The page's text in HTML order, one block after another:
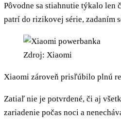
Pôvodne sa stiahnutie týkalo len
patrí do rizikovej série, zadaním
Zdroj: Xiaomi
Xiaomi zároveň prisľúbilo plnú
Zatiaľ nie je potvrdené, či aj
zariadenie počas noci a